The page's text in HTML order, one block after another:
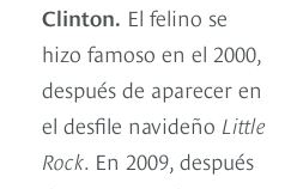
Clinton. El felino se
hizo famoso en el 2000,
después de aparecer en
el desfile navideño Little
Rock. En 2009, después